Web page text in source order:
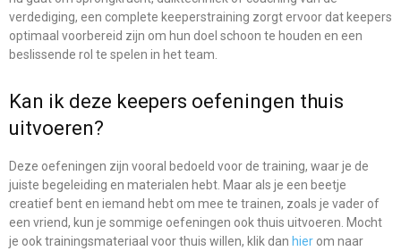
verdediging, een complete keeperstraining zorgt ervoor dat keepers
optimaal voorbereid zijn om hun doel schoon te houden en een
beslissende rol te spelen in het team.
Kan ik deze keepers oefeningen thuis
uitvoeren?
Deze oefeningen zijn vooral bedoeld voor de training, waar je de
juiste begeleiding en materialen hebt. Maar als je een beetje
creatief bent en iemand hebt om mee te trainen, zoals je vader of
een vriend, kun je sommige oefeningen ook thuis uitvoeren. Mocht
je ook trainingsmateriaal voor thuis willen, klik dan hier om naar